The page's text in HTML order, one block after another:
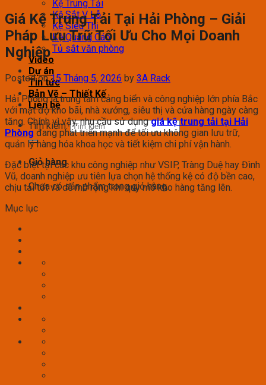
Kệ Trung Tải
Kệ Sắt V Lỗ
Kệ Siêu Thị
Kệ Quảng Cáo
Tủ sắt văn phòng
Video
Dự án
Tin tức
Bản Vẽ – Thiết Kế
Liên hệ
Tìm kiếm:
Giỏ hàng
Chưa có sản phẩm trong giỏ hàng.
Giá Kệ Trung Tải Tại Hải Phòng – Giải
Pháp Lưu Trữ Tối Ưu Cho Mọi Doanh
Nghiệp
Posted on15 Tháng 5, 2026 by 3A Rack
Hải Phòng là trung tâm cảng biển và công nghiệp lớn phía Bắc
với mật độ kho bãi, nhà xưởng, siêu thị và cửa hàng ngày càng
tăng. Chính vì vậy, nhu cầu sử dụnggiá kệ trung tải tại Hải
Phòngđang phát triển mạnh để tối ưu không gian lưu trữ,
quản lý hàng hóa khoa học và tiết kiệm chi phí vận hành.
Đặc biệt tại các khu công nghiệp như VSIP, Tràng Duệ hay Đình
Vũ, doanh nghiệp ưu tiên lựa chọn hệ thống kệ có độ bền cao,
chịu tải tốt và dễ mở rộng khi quy mô kho hàng tăng lên.
Mục lục